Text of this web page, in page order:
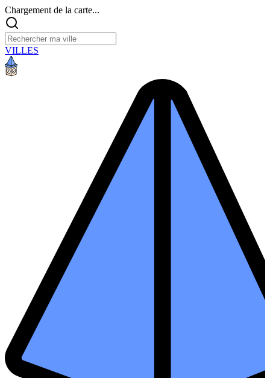
Chargement de la carte...
VILLES